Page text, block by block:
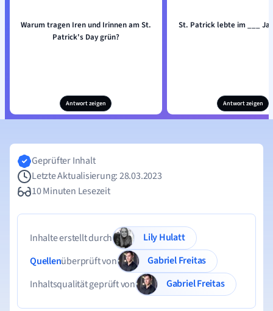
Warum tragen Iren und Irinnen am St.
Patrick's Day grün?
Antwort zeigen
St. Patrick lebte im ___
Antwort zeigen
Geprüfter Inhalt
Letzte Aktualisierung: 28.03.2023
10 Minuten Lesezeit
Inhalte erstellt durch
Lily Hulatt
Quellenüberprüft von
Gabriel Freitas
Inhaltsqualität geprüft von
Gabriel Freitas